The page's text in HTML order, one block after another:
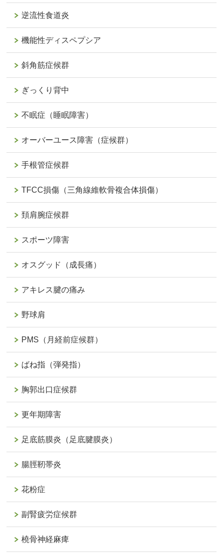
逆流性食道炎
機能性ディスペプシア
斜角筋症候群
ぎっくり背中
不眠症（睡眠障害）
オーバーユース障害（症候群）
手根管症候群
TFCC損傷（三角線維軟骨複合体損傷）
頚肩腕症候群
スポーツ障害
オスグッド（成長痛）
アキレス腱の痛み
野球肩
PMS（月経前症候群）
ばね指（弾発指）
胸郭出口症候群
更年期障害
足底筋膜炎（足底腱膜炎）
腸脛靭帯炎
花粉症
副腎疲労症候群
橈骨神経麻痺